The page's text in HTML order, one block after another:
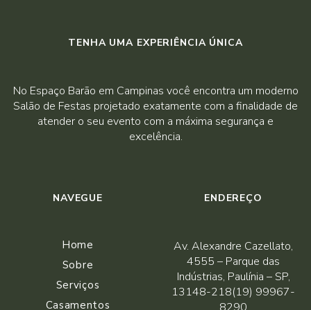
TENHA UMA EXPERIÊNCIA ÚNICA
No Espaço Barão em Campinas você encontra um moderno
Salão de Festas projetado exatamente com a finalidade de
atender o seu evento com a máxima segurança e
excelência.
NAVEGUE
Home
Sobre
Serviços
Casamentos
ENDEREÇO
Av. Alexandre Cazellato,
4555 – Parque das
Indústrias, Paulínia – SP,
13148-218(19) 99967-